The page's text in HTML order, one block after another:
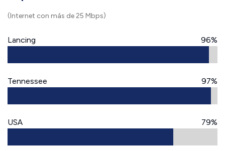
(Internet con más de 25 Mbps)
Lancing 96%
Tennessee 97%
USA 79%